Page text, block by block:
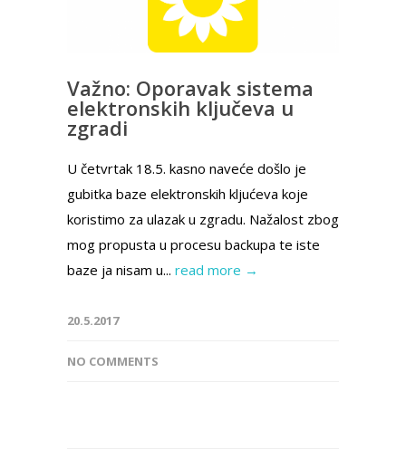
Važno: Oporavak sistema
elektronskih ključeva u
zgradi
U četvrtak 18.5. kasno naveće došlo je
gubitka baze elektronskih kljućeva koje
koristimo za ulazak u zgradu. Nažalost zbog
mog propusta u procesu backupa te iste
baze ja nisam u... read more →
20.5.2017
NO COMMENTS